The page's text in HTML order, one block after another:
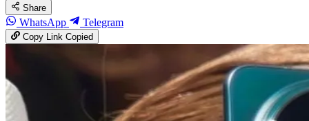
Share
WhatsApp Telegram
Copy LinkCopied